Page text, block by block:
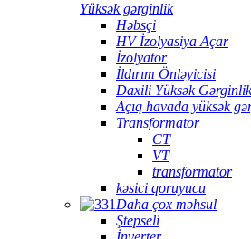
Yüksək gərginlik
Həbsçi
HV İzolyasiya Açar
İzolyator
İldırım Önləyicisi
Daxili Yüksək Gərginlik
Açıq havada yüksək
Transformator
CT
VT
transformator
kəsici qoruyucu
Daha çox məhsul
Ştepseli